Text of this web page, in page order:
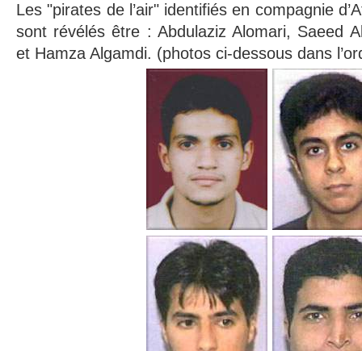
Les "pirates de l’air" identifiés en compagnie
sont révélés être : Abdulaziz Alomari, Saeed
et Hamza Algamdi. (photos ci-dessous dans